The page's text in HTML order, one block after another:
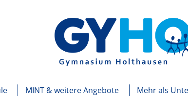
MINT & weitere Angebote Mehr als